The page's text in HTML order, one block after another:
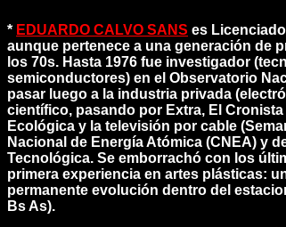
* EDUARDO CALVO SANS es
aunque pertenece a una generación de
los 70s. Hasta 1976 fue investigador
semiconductores) en el Observatorio
pasar luego a la industria privada
científico, pasando por Extra, El
Ecológica y la televisión por cable
Nacional de Energía Atómica (CNEA) y
Tecnológica. Se emborrachó con los
primera experiencia en artes plásticas:
permanente evolución dentro del
Bs As).